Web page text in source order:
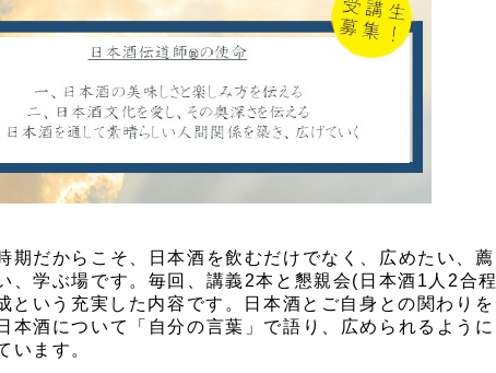
期だからこそ、日本酒を飲むだけでなく、広めたい、薦
、学ぶ場です。毎回、講義2本と懇親会(日本酒1人2合程
という充実した内容です。日本酒とご自身との関わりを
本酒について「自分の言葉」で語り、広められるように
います。